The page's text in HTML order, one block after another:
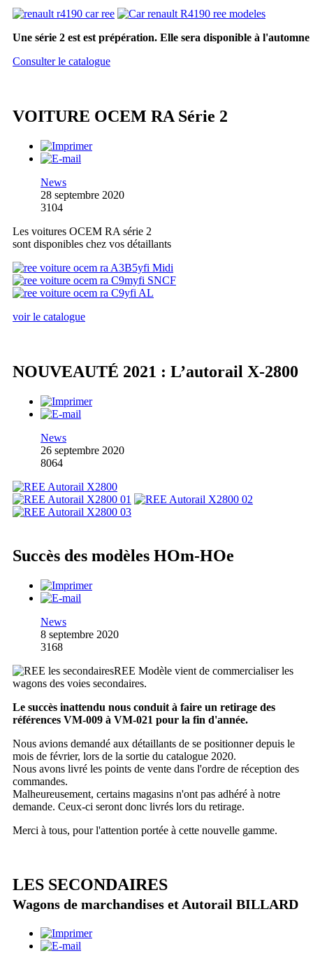
Une série 2 est est prépération. Elle sera disponible à l'automne
Consulter le catalogue
VOITURE OCEM RA Série 2
News
28 septembre 2020
3104
Les voitures OCEM RA série 2
sont disponibles chez vos détaillants
voir le catalogue
NOUVEAUTÉ 2021 : L’autorail X-2800
News
26 septembre 2020
8064
Succès des modèles HOm-HOe
News
8 septembre 2020
3168
REE Modèle vient de commercialiser les
wagons des voies secondaires.
Le succès inattendu nous conduit à faire un retirage des
références VM-009 à VM-021 pour la fin d'année.
Nous avions demandé aux détaillants de se positionner depuis le
mois de février, lors de la sortie du catalogue 2020.
Nous avons livré les points de vente dans l'ordre de réception des
commandes.
Malheureusement, certains magasins n'ont pas adhéré à notre
demande. Ceux-ci seront donc livrés lors du retirage.
Merci à tous, pour l'attention portée à cette nouvelle gamme.
LES SECONDAIRES
Wagons de marchandises et Autorail BILLARD